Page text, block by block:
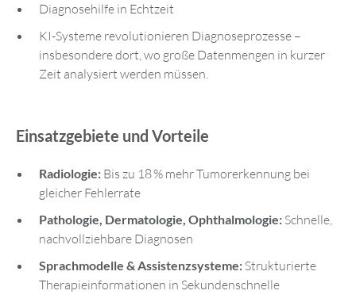
Diagnosehilfe in Echtzeit
KI-Systeme revolutionieren Diagnoseprozesse –
insbesondere dort, wo große Datenmengen in kurzer
Zeit analysiert werden müssen.
Einsatzgebiete und Vorteile
Radiologie: Bis zu 18 % mehr Tumorerkennung bei
gleicher Fehlerrate
Pathologie, Dermatologie, Ophthalmologie: Schnelle,
nachvollziehbare Diagnosen
Sprachmodelle & Assistenzsysteme: Strukturierte
Therapieinformationen in Sekundenschnelle